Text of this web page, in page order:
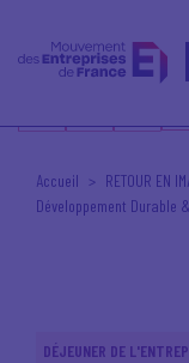
Accueil
RETOUR EN
Développement Durable
DÉJEUNER DE